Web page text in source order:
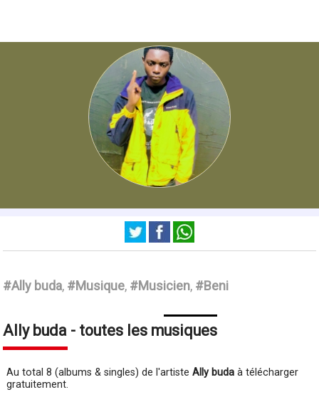
#Ally buda, #Musique, #Musicien, #Beni
Ally buda - toutes les musiques
Au total 8 (albums & singles) de l'artisteAlly buda à télécharger
gratuitement.